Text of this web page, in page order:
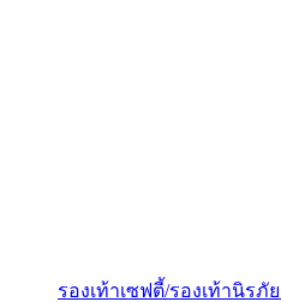
รองเท้าเซฟตี้/รองเท้านิร